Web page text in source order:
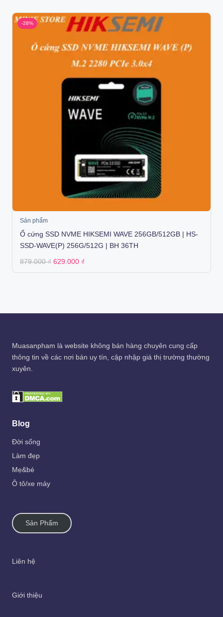
-28%
Sản phẩm
Ổ cứng SSD NVME HIKSEMI WAVE 256GB/512GB | HS-
SSD-WAVE(P) 256G/512G | BH 36TH
879.000₫ Original
was:
629.000 ₫
is:
Muasanpham là website không bán hàng chuyên cung cấp
thông tin về các nơi bán uy tín, cập nhập giá thị trường thường
xuyên.
Blog
Đời sống
Làm đẹp
Mẹ&bé
Ô tô/xe máy
Sản Phẩm
Liên hệ
Giới thiệu